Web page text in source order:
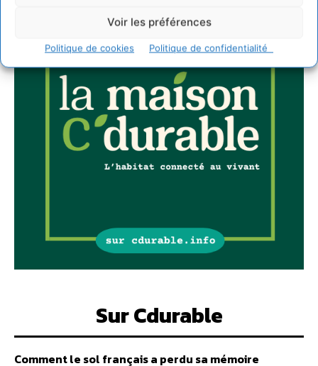
Voir les préférences
Politique de cookies Politique de confidentialité
Sur Cdurable
Comment le sol français a perdu sa mémoire